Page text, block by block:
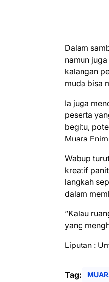
Dalam
namun
kalangan
muda bisa
Ia juga
peserta
begitu,
Muara
Wabup
kreatif
langkah
dalam
“Kalau
yang
Liputan :
Tag: